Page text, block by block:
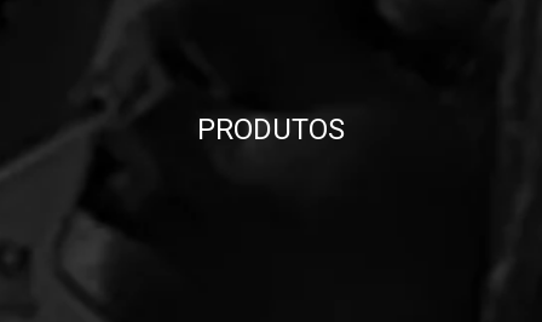
PRODUTOS